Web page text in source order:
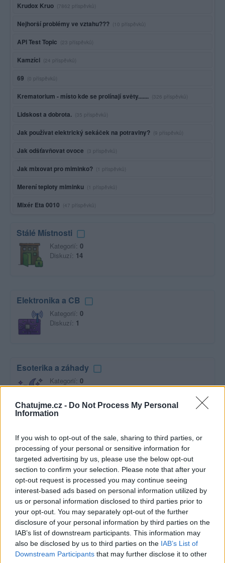
Chatujme.cz - Do Not Process My Personal
Information
If you wish to opt-out of the sale, sharing to third parties, or
processing of your personal or sensitive information for
targeted advertising by us, please use the below opt-out
section to confirm your selection. Please note that after your
opt-out request is processed you may continue seeing
interest-based ads based on personal information utilized by
us or personal information disclosed to third parties prior to
your opt-out. You may separately opt-out of the further
disclosure of your personal information by third parties on the
IAB’s list of downstream participants. This information may
also be disclosed by us to third parties on the IAB’s List of
Downstream Participants that may further disclose it to other
Krudox Kruo (7862 příspěvků)
Nejhorší problémy ve vztahu??? (10 příspěvků)
API Test Topic (23 příspěvků)
Kamzíci (24 příspěvků)
69 (0 příspěvků)
Krematorium - místo kde se prolínají světy....... (326 příspěvků)
Lidskost a dobrota. (35 příspěvků)
Jak používat elektrický sekáček na potraviny? (9 příspěvků)
Jak odšťavňovat ovoce (3 příspěvků)
Jak mixovat pro miminko? (1 příspěvků)
Merení teploty miminku (1 příspěvků)
Mixér Eta 0010 (47 příspěvků)
Stálé Místnosti
Kategorií: 0
Diskuzí: 14
Elektronika a CB
Kategorií: 0
Diskuzí: 1
Esoterika a záhady
Kategorií: 0
Diskuzí:9
Film a televize
Kategorií:2
Diskuzí:19
Hudba
Kategorií:0
Diskuzí:47